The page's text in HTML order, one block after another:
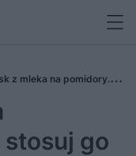
z mleka na pomidory. W
go